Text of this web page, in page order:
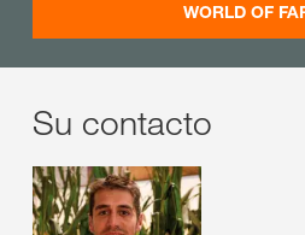
WORLD OF
Su contacto